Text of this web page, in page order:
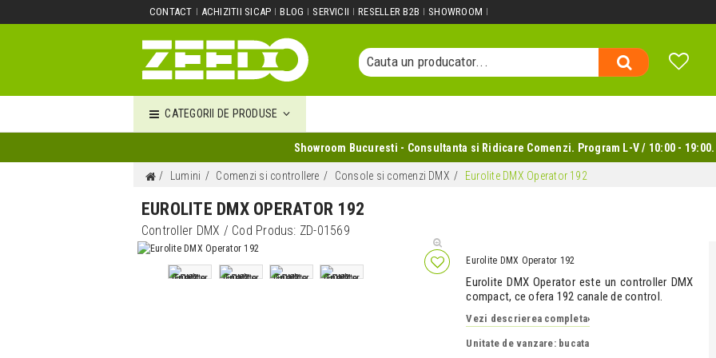
CONTACT ACHIZITII SICAP BLOG SERVICII RESELLER B2B SHOWROOM
Cauta un produs...
Cauta un producator...
CATEGORII DE PRODUSE
Showroom Bucuresti - Consultanta si Ridicare Comenzi. Program L-V / 10:00 -
Lumini Comenzi si controllere Console si comenzi DMX Eurolite DMX Operator 192
EUROLITE DMX OPERATOR 192
Controller DMX / Cod Produs: ZD-01569
Eurolite DMX Operator 192
Eurolite DMX Operator este un controller DMX
compact, ce ofera 192 canale de control.
Vezi descrierea completa›
Unitate de vanzare: bucata